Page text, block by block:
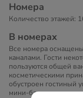
Номера
Количество этажей:
В номерах
Все номера
каналами. Гости
пользуются общей
косметическими
обустроен гостиный
мини-баром и